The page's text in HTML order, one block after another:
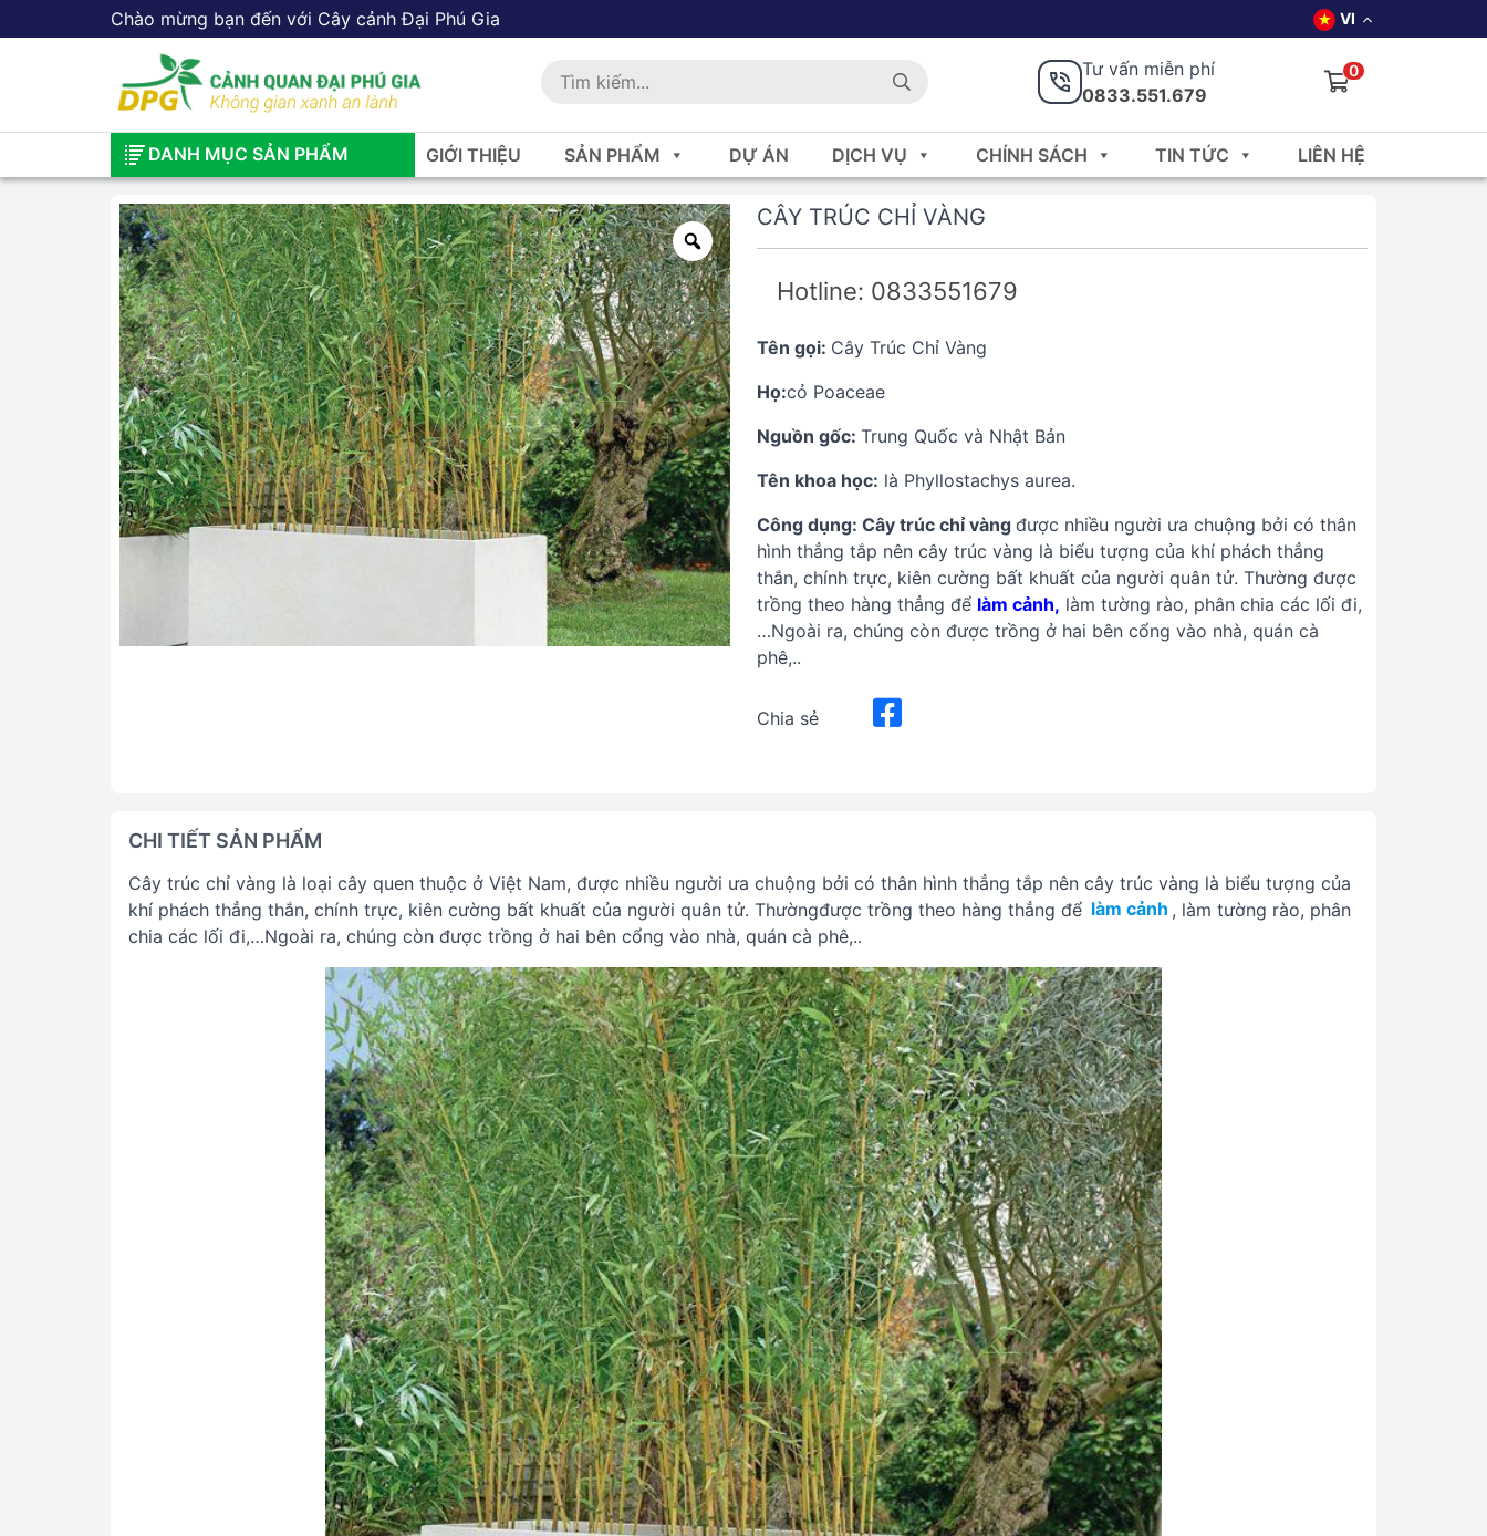
Chào mừng bạn đến với Cây cảnh Đại Phú Gia VI
Tư vấn miễn phí
0833.551.679
0
DANH MỤC SẢN PHẨM GIỚI THIỆU SẢN PHẨM DỰ ÁN DỊCH VỤ CHÍNH SÁCH TIN TỨC LIÊN HỆ
CÂY TRÚC CHỈ VÀNG
Hotline: 0833551679
Tên gọi: Cây Trúc Chỉ Vàng
Họ:cỏ Poaceae
Nguồn gốc: Trung Quốc và Nhật Bản
Tên khoa học: là Phyllostachys aurea.
Công dụng: Cây trúc chỉ vàng được nhiều người ưa chuộng bởi có thân
hình thẳng tắp nên cây trúc vàng là biểu tượng của khí phách thẳng
thắn, chính trực, kiên cường bất khuất của người quân tử. Thường được
trồng theo hàng thẳng để làm cảnh, làm tường rào, phân chia các lối đi,
…Ngoài ra, chúng còn được trồng ở hai bên cổng vào nhà, quán cà
phê,..
Chia sẻ
CHI TIẾT SẢN PHẨM
Cây trúc chỉ vàng là loại cây quen thuộc ở Việt Nam, được nhiều người ưa chuộng bởi có thân hình thẳng tắp nên cây trúc vàng là biểu tượng của
khí phách thẳng thắn, chính trực, kiên cường bất khuất của người quân tử. Thườngđược trồng theo hàng thẳng để làm cảnh , làm tường rào, phân
chia các lối đi,…Ngoài ra, chúng còn được trồng ở hai bên cổng vào nhà, quán cà phê,..